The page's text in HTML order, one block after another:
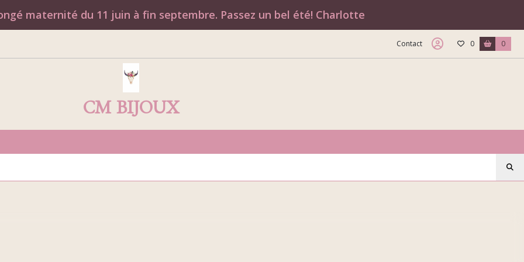
maternité du 11 juin à fin septembre. Passez un bel été! Charlotte
Contact 0 0
CM BIJOUX